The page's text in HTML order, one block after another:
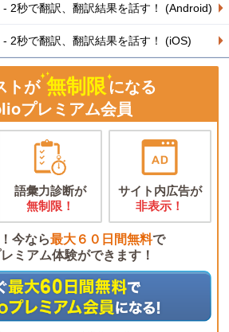
2秒で翻訳、翻訳結果を話す！ (Android)
2秒で翻訳、翻訳結果を話す！ (iOS)
トが 無制限になる
プレミアム会員
語彙力診断が
無制限！
サイト内広告が
非表示！
今なら最大６０日間無料で
ミアム体験ができます！